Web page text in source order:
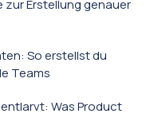
Erstellung genauer
So erstellst du
Teams
Was Product